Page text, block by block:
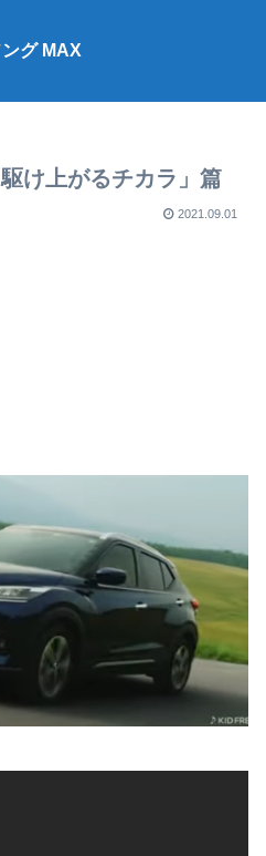
グ MAX
け上がるチカラ」篇
2021.09.01